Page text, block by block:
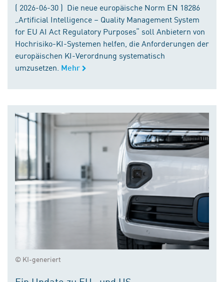
( 2026-06-30 ) Die neue europäische Norm EN 18286
„Artificial Intelligence – Quality Management System
for EU AI Act Regulatory Purposes“ soll Anbietern von
Hochrisiko-KI-Systemen helfen, die Anforderungen der
europäischen KI-Verordnung systematisch
umzusetzen. Mehr
© KI-generiert